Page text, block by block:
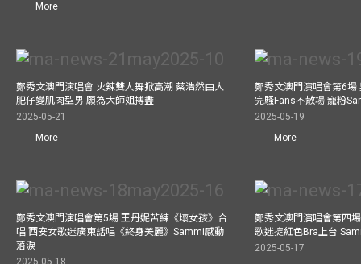
More
鄭秀文澳門演唱會 火辣雙人舞掀高潮 蔡浩然由大
肥仔變肌肉型男 願為大師姐搏盡
2025-05-21
More
鄭秀文澳門演唱會第6場
完騷Fans不散場 寵粉
2025-05-19
More
鄭秀文澳門演唱會第5場 王丹妮苦練《壞女孩》合
唱 西安女歌迷廣東話唱《終身美麗》Sammi感動
落淚
2025-05-18
鄭秀文澳門演唱會第四
歌迷掟紅色Bra上台
2025-05-17